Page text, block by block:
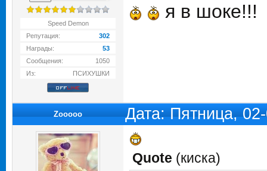
Speed Demon
Репутация:
302
Награды:
53
Сообщения:
1050
Из:
ПСИХУШКИ
я в шоке!!!
Zooooo Дата: Пятница,
Quote (киска)